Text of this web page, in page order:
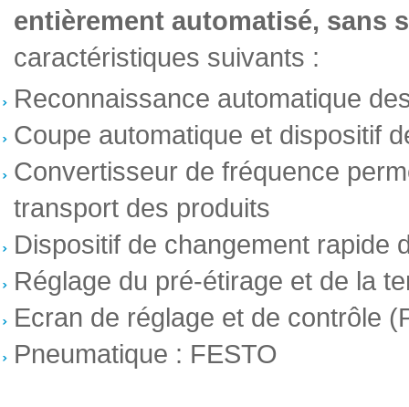
entièrement automatisé, sans
caractéristiques suivants :
Reconnaissance automatique
Coupe automatique et dispositif
Convertisseur de fréquence
transport des produits
Dispositif de changement rapide
Réglage du pré-étirage et de la
Ecran de réglage et de contrôle
Pneumatique : FESTO